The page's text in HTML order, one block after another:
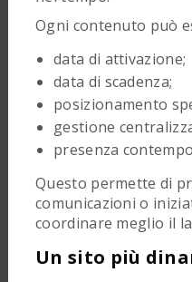
Ogni contenuto può
data di attivazione;
data di scadenza;
posizionamento
gestione
presenza
Questo permette di
comunicazioni o
coordinare meglio il
Un sito più